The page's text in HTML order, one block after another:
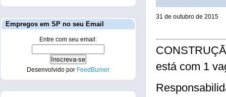
31 de outubro de 2015
está com 1
Empregos em SP no seu Email
Entre com seu email:
Desenvolvido por FeedBurner